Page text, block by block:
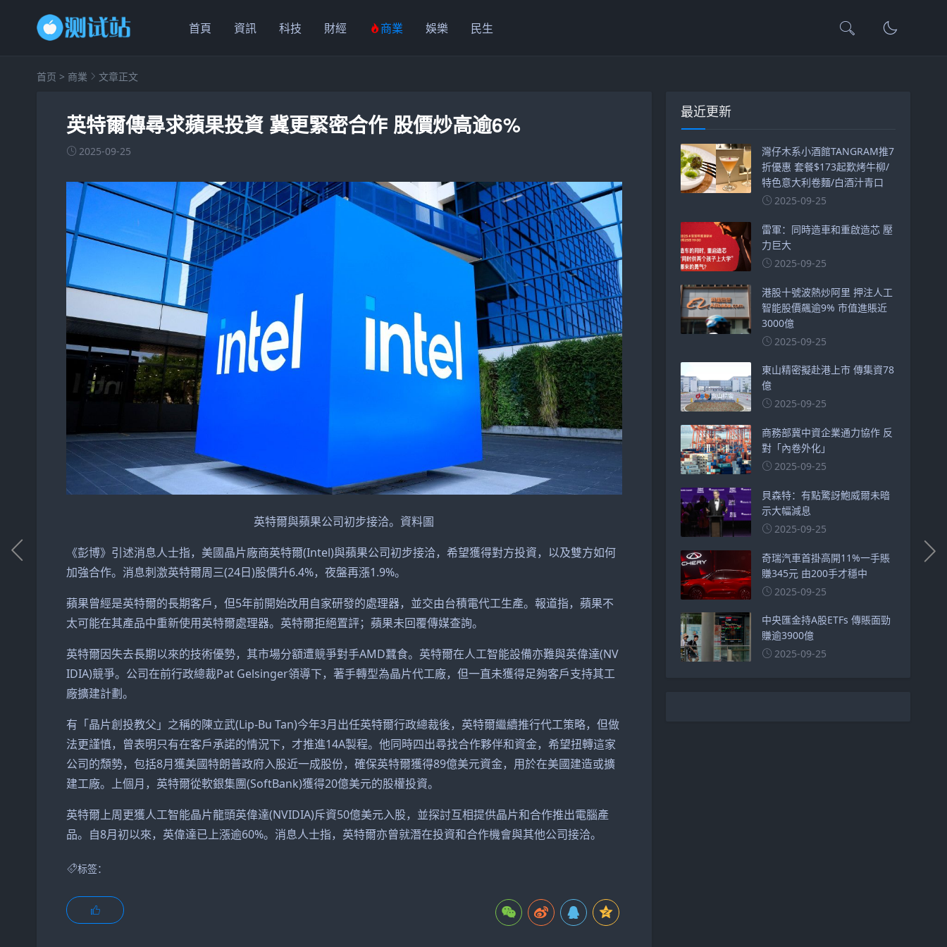
首頁 資訊 科技 財經 商業 娛樂 民生
首页 > 商業 文章正文
英特爾傳尋求蘋果投資 冀更緊密合作 股價炒高逾6%
2025-09-25
英特爾與蘋果公司初步接洽。資料圖
《彭博》引述消息人士指，美國晶片廠商英特爾(Intel)與蘋果公司初步接洽，希望獲得對方投資，以及雙方如何
加強合作。消息刺激英特爾周三(24日)股價升6.4%，夜盤再漲1.9%。
蘋果曾經是英特爾的長期客戶，但5年前開始改用自家研發的處理器，並交由台積電代工生產。報道指，蘋果不
太可能在其產品中重新使用英特爾處理器。英特爾拒絕置評；蘋果未回覆傳媒查詢。
英特爾因失去長期以來的技術優勢，其市場分額遭競爭對手AMD蠶食。英特爾在人工智能設備亦難與英偉達(NV
IDIA)競爭。公司在前行政總裁Pat Gelsinger領導下，著手轉型為晶片代工廠，但一直未獲得足夠客戶支持其工
廠擴建計劃。
有「晶片創投教父」之稱的陳立武(Lip-Bu Tan)今年3月出任英特爾行政總裁後，英特爾繼續推行代工策略，但做
法更謹慎，曾表明只有在客戶承諾的情況下，才推進14A製程。他同時四出尋找合作夥伴和資金，希望扭轉這家
公司的頹勢，包括8月獲美國特朗普政府入股近一成股份，確保英特爾獲得89億美元資金，用於在美國建造或擴
建工廠。上個月，英特爾從軟銀集團(SoftBank)獲得20億美元的股權投資。
英特爾上周更獲人工智能晶片龍頭英偉達(NVIDIA)斥資50億美元入股，並探討互相提供晶片和合作推出電腦產
品。自8月初以來，英偉達已上漲逾60%。消息人士指，英特爾亦曾就潛在投資和合作機會與其他公司接洽。
标签：
最近更新
灣仔木系小酒館TANGRAM推7
折優惠 套餐$173起歎烤牛柳/
特色意大利卷麵/白酒汁青口
2025-09-25
雷軍：同時造車和重啟造芯 壓
力巨大
2025-09-25
港股十號波熱炒阿里 押注人工
智能股價飆逾9% 市值進賬近
3000億
2025-09-25
東山精密擬赴港上市 傳集資78
億
2025-09-25
商務部冀中資企業通力協作 反
對「內卷外化」
2025-09-25
貝森特：有點驚訝鮑威爾未暗
示大幅減息
2025-09-25
奇瑞汽車首掛高開11%一手賬
賺345元 由200手才穩中
2025-09-25
中央匯金持A股ETFs 傳賬面勁
賺逾3900億
2025-09-25